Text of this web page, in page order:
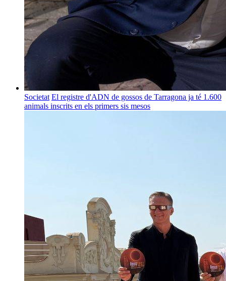
Societat El registre d'ADN de gossos de Tarragona ja té 1.600
animals inscrits en els primers sis mesos